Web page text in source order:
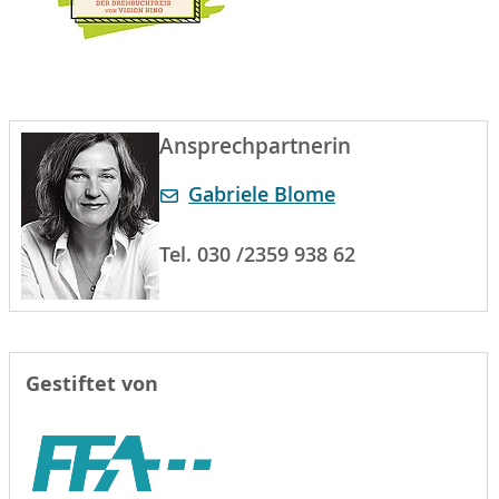
Ansprechpartnerin
Gabriele Blome
Tel. 030 /2359 938 62
Gestiftet von